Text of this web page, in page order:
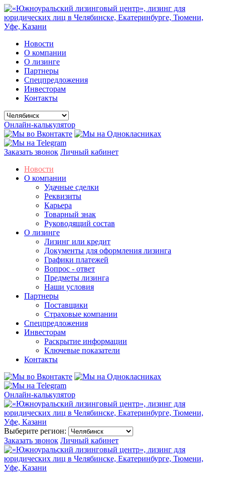
Новости
О компании
О лизинге
Партнеры
Спецпредложения
Инвесторам
Контакты
Онлайн-калькулятор
Заказать звонок Личный кабинет
Новости
О компании
Удачные сделки
Реквизиты
Карьера
Товарный знак
Руководящий состав
О лизинге
Лизинг или кредит
Документы для оформления лизинга
Графики платежей
Вопрос - ответ
Предметы лизинга
Наши условия
Партнеры
Поставщики
Страховые компании
Спецпредложения
Инвесторам
Раскрытие информации
Ключевые показатели
Контакты
Онлайн-калькулятор
Выберите регион:
Заказать звонок Личный кабинет